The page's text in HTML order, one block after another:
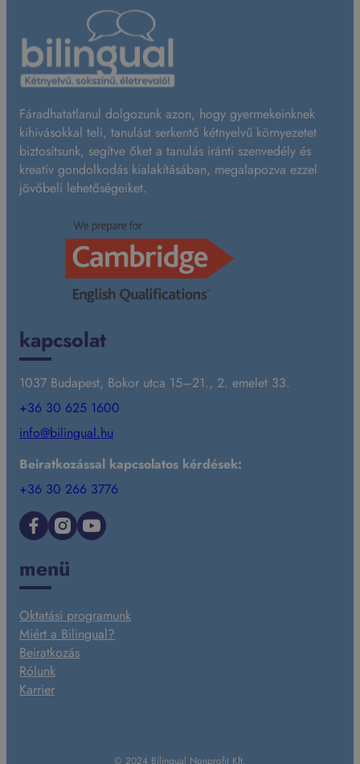
Fáradhatatlanul dolgozunk azon, hogy gyermekeinknek
kihívásokkal teli, tanulást serkentő kétnyelvű környezetet
biztosítsunk, segítve őket a tanulás iránti szenvedély és
kreatív gondolkodás kialakításában, megalapozva ezzel
jövőbeli lehetőségeiket.
kapcsolat
1037 Budapest, Bokor utca 15–21., 2. emelet 33.
+36 30 625 1600
info@bilingual.hu
Beiratkozással kapcsolatos kérdések:
+36 30 266 3776
Facebook Instagram YouTube
menü
Oktatási programunk
Miért a Bilingual?
Beiratkozás
Rólunk
Karrier
© 2024 Bilingual Nonprofit Kft.